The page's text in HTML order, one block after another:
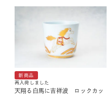
新商品
再入荷しました
天翔る白馬に吉祥波 ロックカッ